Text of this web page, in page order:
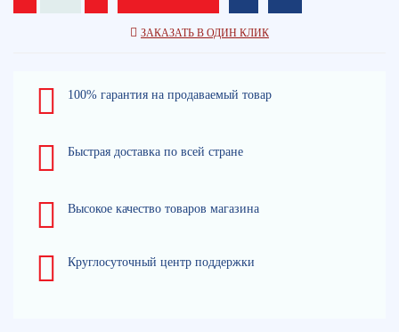
ЗАКАЗАТЬ В ОДИН КЛИК
100% гарантия на продаваемый товар
Быстрая доставка по всей стране
Высокое качество товаров магазина
Круглосуточный центр поддержки